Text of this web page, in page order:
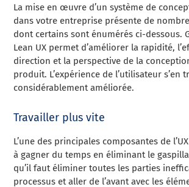
La mise en œuvre d’un système de
dans votre entreprise présente de
dont certains sont énumérés ci-dessous.
Lean UX permet d’améliorer la rapidité,
direction et la perspective de la
produit. L’expérience de l’utilisateur s’en
considérablement améliorée.
Travailler plus vite
L’une des principales composantes de
à gagner du temps en éliminant le
qu’il faut éliminer toutes les parties
processus et aller de l’avant avec les